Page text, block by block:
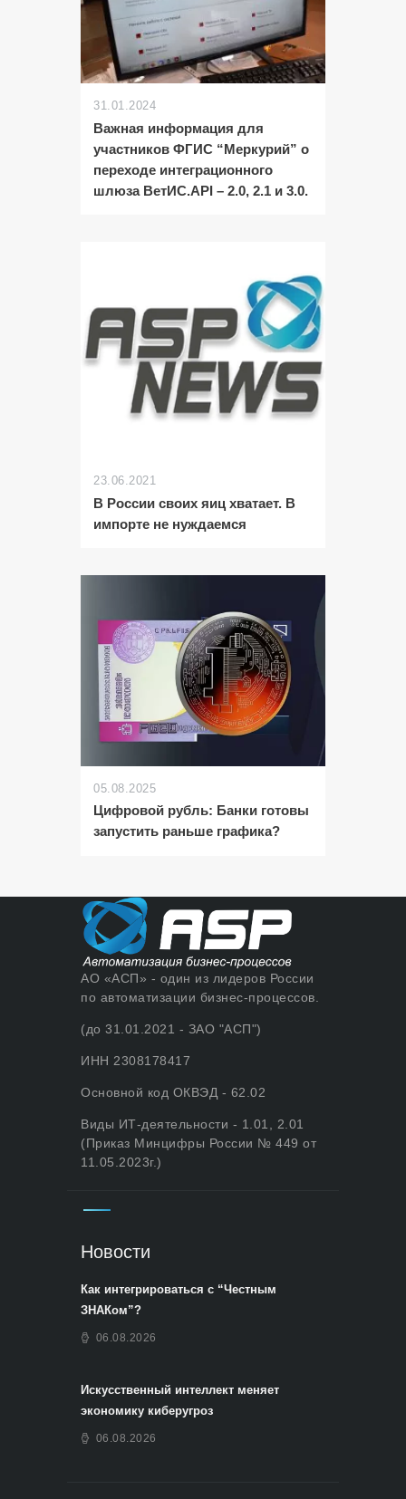
31.01.2024
Важная информация для
участников ФГИС “Меркурий” о
переходе интеграционного
шлюза ВетИС.API – 2.0, 2.1 и 3.0.
23.06.2021
В России своих яиц хватает. В
импорте не нуждаемся
05.08.2025
Цифровой рубль: Банки готовы
запустить раньше графика?
АО «АСП» - один из лидеров России
по автоматизации бизнес-процессов.
(до 31.01.2021 - ЗАО "АСП")
ИНН 2308178417
Основной код ОКВЭД - 62.02
Виды ИТ-деятельности - 1.01, 2.01
(Приказ Минцифры России № 449 от
11.05.2023г.)
Новости
Как интегрироваться с “Честным
ЗНАКом”?
06.08.2026
Искусственный интеллект меняет
экономику киберугроз
06.08.2026